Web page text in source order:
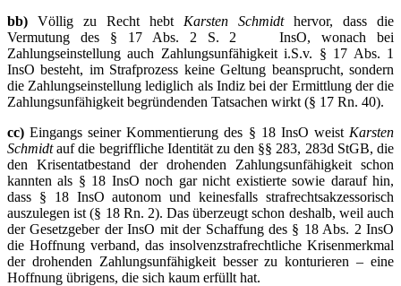
bb) Völlig zu Recht hebt Karsten Schmidthervor, dass die
Vermutung des § 17 Abs. 2 S. 2 InsO, wonach bei
Zahlungseinstellung auch Zahlungsunfähigkeit i.S.v. § 17 Abs. 1
InsO besteht, im Strafprozess keine Geltung beansprucht, sondern
die Zahlungseinstellung lediglich als Indiz bei der Ermittlung der die
Zahlungsunfähigkeit begründenden Tatsachen wirkt (§ 17 Rn. 40).
cc) Eingangs seiner Kommentierung des § 18 InsO weist Karsten
Schmidtauf die begriffliche Identität zu den §§ 283, 283d StGB, die
den Krisentatbestand der drohenden Zahlungsunfähigkeit schon
kannten als § 18 InsO noch gar nicht existierte sowie darauf hin,
dass § 18 InsO autonom und keinesfalls strafrechtsakzessorisch
auszulegen ist (§ 18 Rn. 2). Das überzeugt schon deshalb, weil auch
der Gesetzgeber der InsO mit der Schaffung des § 18 Abs. 2 InsO
die Hoffnung verband, das insolvenzstrafrechtliche Krisenmerkmal
der drohenden Zahlungsunfähigkeit besser zu konturieren – eine
Hoffnung übrigens, die sich kaum erfüllt hat.